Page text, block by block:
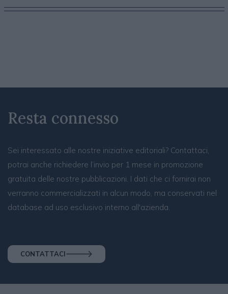
Resta connesso
Sei interessato alle nostre iniziative editoriali? Contattaci,
potrai anche richiedere l’invio per 1 mese in promozione
gratuita delle nostre pubblicazioni. I dati che ci fornirai non
verranno commercializzati in alcun modo, ma conservati nel
database ad uso esclusivo interno all'azienda.
CONTATTACI